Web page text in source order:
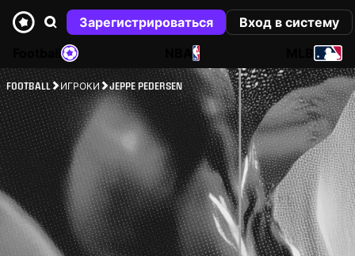
Зарегистрироваться
Вход в систему
NBA
FOOTBALL ИГРОКИ JEPPE PEDERSEN